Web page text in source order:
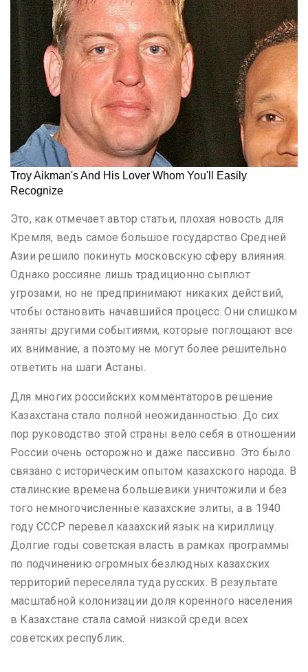
Это, как отмечает автор статьи, плохая новость для
Кремля, ведь самое большое государство Средней
Азии решило покинуть московскую сферу влияния.
Однако россияне лишь традиционно сыплют
угрозами, но не предпринимают никаких действий,
чтобы остановить начавшийся процесс. Они слишком
заняты другими событиями, которые поглощают все
их внимание, а поэтому не могут более решительно
ответить на шаги Астаны.
Для многих российских комментаторов решение
Казахстана стало полной неожиданностью. До сих
пор руководство этой страны вело себя в отношении
России очень осторожно и даже пассивно. Это было
связано с историческим опытом казахского народа. В
сталинские времена большевики уничтожили и без
того немногочисленные казахские элиты, а в 1940
году СССР перевел казахский язык на кириллицу.
Долгие годы советская власть в рамках программы
по подчинению огромных безлюдных казахских
территорий переселяла туда русских. В результате
масштабной колонизации доля коренного населения
в Казахстане стала самой низкой среди всех
советских республик.